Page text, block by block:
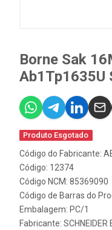
Borne Sak
Ab1Tp1635U
Produto Esgotado
Código do Fabricante:
Código: 12374
Código NCM: 85369090
Código de Barras do
Embalagem: PC/1
Fabricante: SCHNEIDER